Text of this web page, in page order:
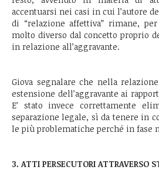
accentuarsi nei casi in cui l’autore
di “relazione affettiva” rimane,
molto diverso dal concetto proprio
in relazione all’aggravante.
Giova segnalare che nella
estensione dell’aggravante ai
E’ stato invece correttamente
separazione legale, sì da tenere in
le più problematiche perché in fase
3. ATTI PERSECUTORI ATTRAVERSO